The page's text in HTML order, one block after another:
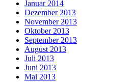
Januar 2014
Dezember 2013
November 2013
Oktober 2013
September 2013
August 2013
Juli 2013
Juni 2013
Mai 2013